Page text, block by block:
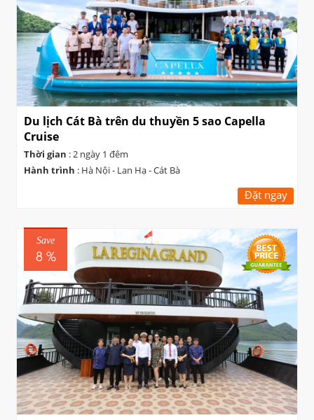
Du lịch Cát Bà trên du thuyền 5 sao Capella
Cruise
Thời gian : 2 ngày 1 đêm
Hành trình : Hà Nội - Lan Hạ - Cát Bà
Đặt ngay
Save
8 %